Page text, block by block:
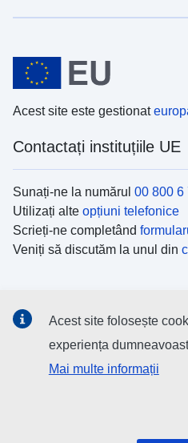
Acest site este gestionat
Contactați instituțiile UE
Sunați-ne la numărul 00 800 6
Utilizați alte opțiuni telefonice
Scrieți-ne completând
Veniți să discutăm la unul din
Descoperiți canalele UEpe
Instituțiile și
Acest site folosește
experiența
Mai multe informații